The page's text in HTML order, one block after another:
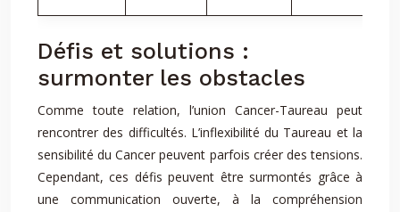
Défis et solutions :
surmonter les obstacles
Comme toute relation, l’union Cancer-Taureau peut
rencontrer des difficultés. L’inflexibilité du Taureau et la
sensibilité du Cancer peuvent parfois créer des tensions.
Cependant, ces défis peuvent être surmontés grâce à
une communication ouverte, à la compréhension